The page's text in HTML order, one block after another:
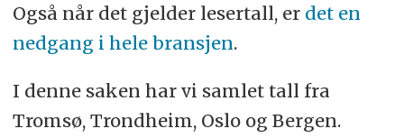
Også når det gjelder lesertall, er det en
nedgang i hele bransjen.
I denne saken har vi samlet tall fra
Tromsø, Trondheim, Oslo og Bergen.